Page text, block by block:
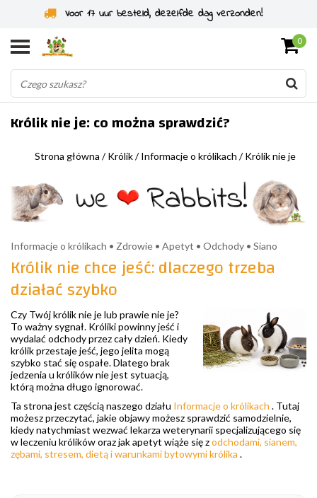
Specjaliści od gryzoni od 2011 roku
0
Królik nie je: co można sprawdzić?
Strona główna /Królik/Informacje o królikach /Królik nie je
Informacje o królikach • Zdrowie • Apetyt • Odchody • Siano
Królik nie chce jeść: dlaczego trzeba
działać szybko
Czy Twój królik nie je lub prawie nie je?
To ważny sygnał. Króliki powinny jeść i
wydalać odchody przez cały dzień. Kiedy
królik przestaje jeść, jego jelita mogą
szybko stać się ospałe. Dlatego brak
jedzenia u królików nie jest sytuacją,
którą można długo ignorować.
Ta strona jest częścią naszego działu Informacje o królikach . Tutaj
możesz przeczytać, jakie objawy możesz sprawdzić samodzielnie,
kiedy natychmiast wezwać lekarza weterynarii specjalizującego się
w leczeniu królików oraz jak apetyt wiąże się zodchodami, sianem,
zębami, stresem, dietą i warunkami bytowymi królika .